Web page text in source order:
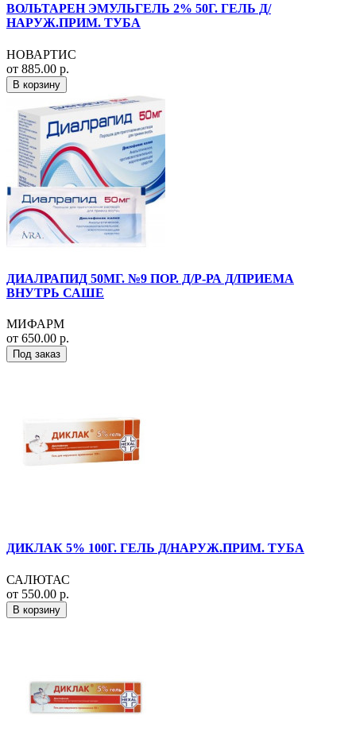
ВОЛЬТАРЕН ЭМУЛЬГЕЛЬ 2% 50Г. ГЕЛЬ Д/
НАРУЖ.ПРИМ. ТУБА
НОВАРТИС
от 885.00 р.
В корзину
ДИАЛРАПИД 50МГ. №9 ПОР. Д/Р-РА Д/ПРИЕМА
ВНУТРЬ САШЕ
МИФАРМ
от 650.00 р.
Под заказ
ДИКЛАК 5% 100Г. ГЕЛЬ Д/НАРУЖ.ПРИМ. ТУБА
САЛЮТАС
от 550.00 р.
В корзину